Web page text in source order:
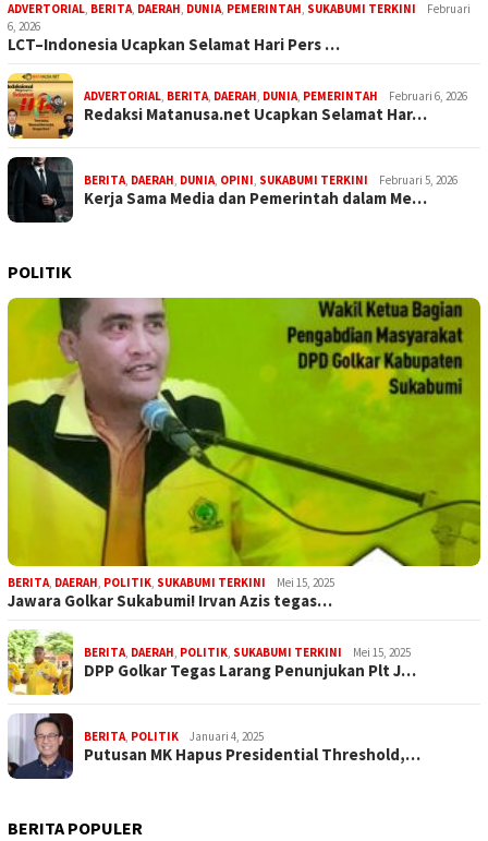
ADVERTORIAL, BERITA, DAERAH, DUNIA, PEMERINTAH, SUKABUMI TERKINI
Februari
6, 2026
LCT–Indonesia Ucapkan Selamat Hari Pers …
ADVERTORIAL, BERITA, DAERAH, DUNIA, PEMERINTAH Februari 6, 2026
Redaksi Matanusa.net Ucapkan Selamat Har…
BERITA, DAERAH, DUNIA, OPINI, SUKABUMI TERKINI Februari 5, 2026
Kerja Sama Media dan Pemerintah dalam Me…
POLITIK
BERITA, DAERAH, POLITIK, SUKABUMI TERKINI Mei 15, 2025
Jawara Golkar Sukabumi! Irvan Azis tegas…
BERITA, DAERAH, POLITIK, SUKABUMI TERKINI Mei 15, 2025
DPP Golkar Tegas Larang Penunjukan Plt J…
BERITA, POLITIK Januari 4, 2025
Putusan MK Hapus Presidential Threshold,…
BERITA POPULER